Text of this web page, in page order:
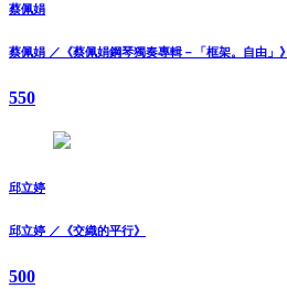
蔡佩娟
蔡佩娟 ／《蔡佩娟鋼琴獨奏專輯－「框架。自由」》
550
邱立婷
邱立婷 ／《交織的平行》
500